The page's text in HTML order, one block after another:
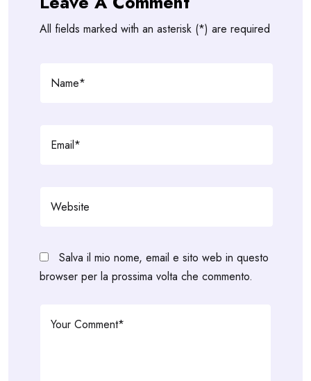
All fields marked with an asterisk (*) are required
Salva il mio nome, email e sito web in questo
browser per la prossima volta che commento.